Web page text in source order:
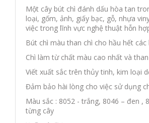
Một cây bút chì đánh dấu hòa tan
loại, gốm, ảnh, giấy bạc, gỗ, nhựa
việc trong lĩnh vực nghệ thuật hỗn
Bút chì màu than chì cho hầu hết
Chì làm từ chất màu cao nhất và
Viết xuất sắc trên thủy tinh, kim loại
Đảm bảo hài lòng cho việc sử dụng
Màu sắc : 8052 - trắng, 8046 – đen ,
từng cây